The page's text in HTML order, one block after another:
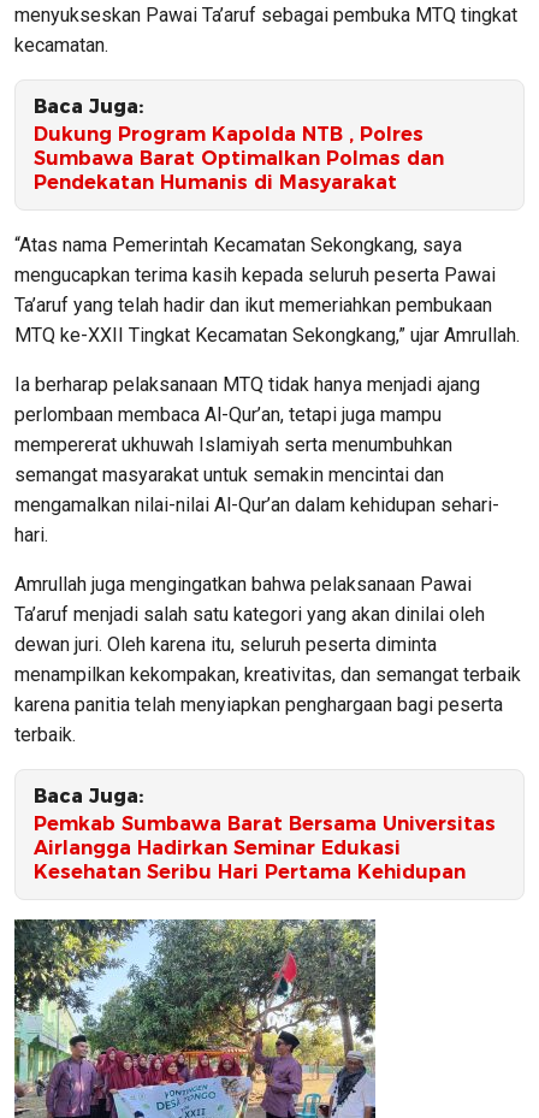
menyukseskan Pawai Ta’aruf sebagai pembuka MTQ tingkat
kecamatan.
Baca Juga:
Dukung Program Kapolda NTB , Polres
Sumbawa Barat Optimalkan Polmas dan
Pendekatan Humanis di Masyarakat
“Atas nama Pemerintah Kecamatan Sekongkang, saya
mengucapkan terima kasih kepada seluruh peserta Pawai
Ta’aruf yang telah hadir dan ikut memeriahkan pembukaan
MTQ ke-XXII Tingkat Kecamatan Sekongkang,” ujar Amrullah.
Ia berharap pelaksanaan MTQ tidak hanya menjadi ajang
perlombaan membaca Al-Qur’an, tetapi juga mampu
mempererat ukhuwah Islamiyah serta menumbuhkan
semangat masyarakat untuk semakin mencintai dan
mengamalkan nilai-nilai Al-Qur’an dalam kehidupan sehari-
hari.
Amrullah juga mengingatkan bahwa pelaksanaan Pawai
Ta’aruf menjadi salah satu kategori yang akan dinilai oleh
dewan juri. Oleh karena itu, seluruh peserta diminta
menampilkan kekompakan, kreativitas, dan semangat terbaik
karena panitia telah menyiapkan penghargaan bagi peserta
terbaik.
Baca Juga:
Pemkab Sumbawa Barat Bersama Universitas
Airlangga Hadirkan Seminar Edukasi
Kesehatan Seribu Hari Pertama Kehidupan